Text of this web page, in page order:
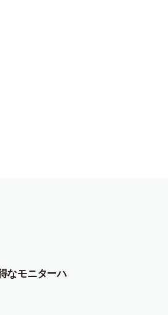
なモニターハ